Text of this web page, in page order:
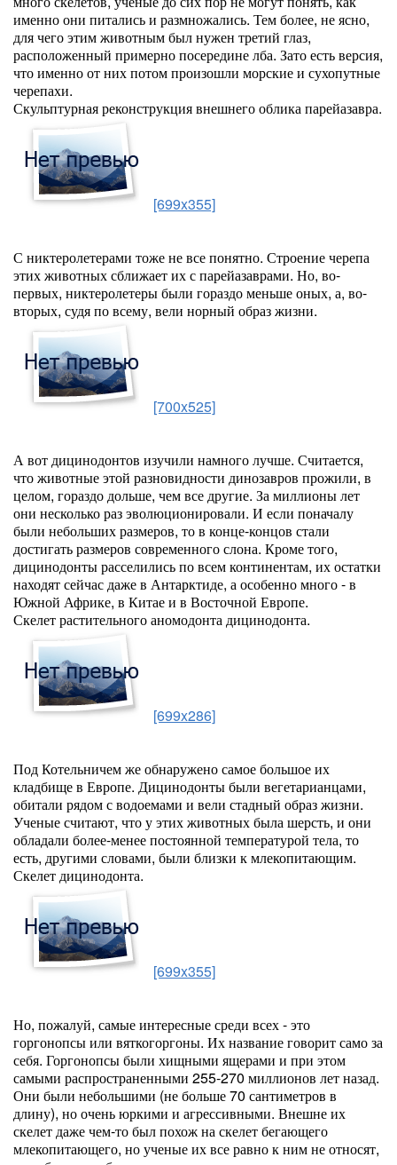
именно они питались и размножались. Тем более, не ясно,
для чего этим животным был нужен третий глаз,
расположенный примерно посередине лба. Зато есть версия,
что именно от них потом произошли морские и сухопутные
черепахи.
Скульптурная реконструкция внешнего облика парейазавра.
[699x355]
С никтеролетерами тоже не все понятно. Строение черепа
этих животных сближает их с парейазаврами. Но, во-
первых, никтеролетеры были гораздо меньше оных, а, во-
вторых, судя по всему, вели норный образ жизни.
[700x525]
А вот дицинодонтов изучили намного лучше. Считается,
что животные этой разновидности динозавров прожили, в
целом, гораздо дольше, чем все другие. За миллионы лет
они несколько раз эволюционировали. И если поначалу
были небольших размеров, то в конце-концов стали
достигать размеров современного слона. Кроме того,
дицинодонты расселились по всем континентам, их остатки
находят сейчас даже в Антарктиде, а особенно много - в
Южной Африке, в Китае и в Восточной Европе.
Скелет растительного аномодонта дицинодонта.
[699x286]
Под Котельничем же обнаружено самое большое их
кладбище в Европе. Дицинодонты были вегетарианцами,
обитали рядом с водоемами и вели стадный образ жизни.
Ученые считают, что у этих животных была шерсть, и они
обладали более-менее постоянной температурой тела, то
есть, другими словами, были близки к млекопитающим.
Скелет дицинодонта.
[699x355]
Но, пожалуй, самые интересные среди всех - это
горгонопсы или вяткогоргоны. Их название говорит само за
себя. Горгонопсы были хищными ящерами и при этом
самыми распространенными 255-270 миллионов лет назад.
Они были небольшими (не больше 70 сантиметров в
длину), но очень юркими и агрессивными. Внешне их
скелет даже чем-то был похож на скелет бегающего
млекопитающего, но ученые их все равно к ним не относят,